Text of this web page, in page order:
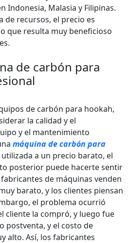
Indonesia, Malasia y Filipinas.
de recursos, el precio es
que resulta muy beneficioso
de carbón para
de carbón para hookah,
la calidad y el
y el mantenimiento
máquina de carbón para
a un precio barato, el
posterior puede hacerte sentir
de máquinas venden
barato, y los clientes piensan
el problema ocurrió
cliente la compró, y luego fue
postventa, y el costo de
alto. Así, los fabricantes